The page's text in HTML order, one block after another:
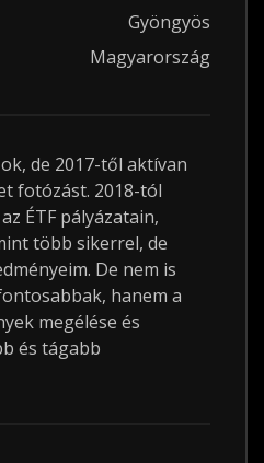
Gyöngyös
Magyarország
de 2017-től aktívan
fotózást. 2018-tól
ÉTF pályázatain,
több sikerrel, de
De nem is
hanem a
megélése és
és tágabb